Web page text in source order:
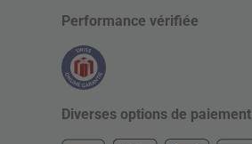
Performance vérifiée
Diverses options de paiement